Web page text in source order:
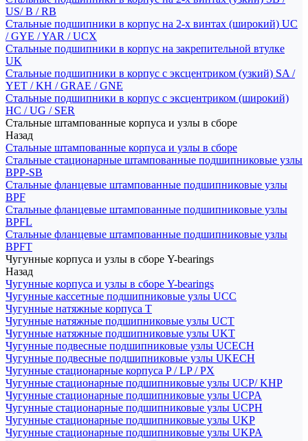
US/ B / RB
Стальные подшипники в корпус на 2-х винтах (широкий) UC
/ GYE / YAR / UCX
Стальные подшипники в корпус на закрепительной втулке
UK
Стальные подшипники в корпус с эксцентриком (узкий) SA /
YET / KH / GRAE / GNE
Стальные подшипники в корпус с эксцентриком (широкий)
HC / UG / SER
Стальные штампованные корпуса и узлы в сборе
Назад
Стальные штампованные корпуса и узлы в сборе
Стальные стационарные штампованные подшипниковые узлы
BPP-SB
Стальные фланцевые штампованные подшипниковые узлы
BPF
Стальные фланцевые штампованные подшипниковые узлы
BPFL
Стальные фланцевые штампованные подшипниковые узлы
BPFT
Чугунные корпуса и узлы в сборе Y-bearings
Назад
Чугунные корпуса и узлы в сборе Y-bearings
Чугунные кассетные подшипниковые узлы UCC
Чугунные натяжные корпуса T
Чугунные натяжные подшипниковые узлы UCT
Чугунные натяжные подшипниковые узлы UKT
Чугунные подвесные подшипниковые узлы UCECH
Чугунные подвесные подшипниковые узлы UKECH
Чугунные стационарные корпуса P / LP / PX
Чугунные стационарные подшипниковые узлы UCP/ KHP
Чугунные стационарные подшипниковые узлы UCPA
Чугунные стационарные подшипниковые узлы UCPH
Чугунные стационарные подшипниковые узлы UKP
Чугунные стационарные подшипниковые узлы UKPA